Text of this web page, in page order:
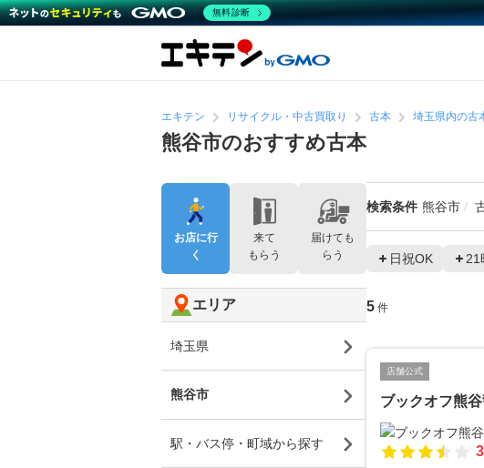
エキテン リサイクル・中古買取り 古本 埼玉県内の古
熊谷市のおすすめ古本
検索条件 熊谷市
日祝OK 21
5 件
店舗公式
ブックオフ熊
お店に行
く
来て
もらう
届けても
らう
エリア
埼玉県
熊谷市
駅・バス停・町域から探す
無料診断